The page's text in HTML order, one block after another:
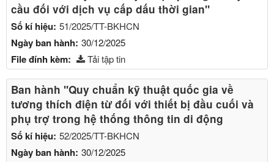
cầu đối với dịch vụ cấp dấu thời gian"
Số kí hiệu: 51/2025/TT-BKHCN
Ngày ban hành: 30/12/2025
File đính kèm: Tải tập tin
Ban hành "Quy chuẩn kỹ thuật quốc gia về
tương thích điện từ đối với thiết bị đầu cuối và
phụ trợ trong hệ thống thông tin di động
Số kí hiệu: 52/2025/TT-BKHCN
Ngày ban hành: 30/12/2025